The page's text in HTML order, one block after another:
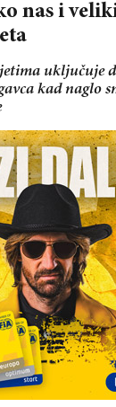
nas i
uključuje
kad naglo